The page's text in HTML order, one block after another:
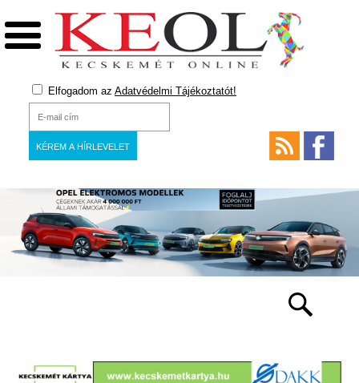
Elfogadom az Adatvédelmi Tájékoztatót!